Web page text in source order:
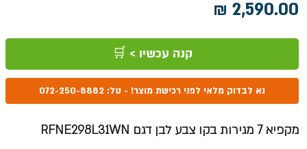
קנה עכשיו > 🛒
נא לבדוק מלאי לפני רכישת מוצר! - טל: 072-250-8882
מקפיא 7 מגירות בקו צבע לבן דגם RFNE298L31WN